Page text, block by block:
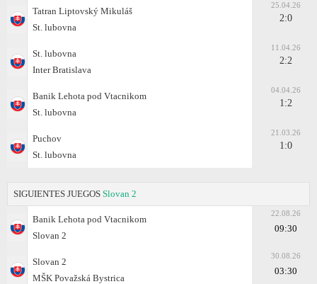
Tatran Liptovský Mikuláš
St. lubovna
25.04.26
2:0
St. lubovna
Inter Bratislava
11.04.26
2:2
Banik Lehota pod Vtacnikom
St. lubovna
04.04.26
1:2
Puchov
St. lubovna
21.03.26
1:0
SIGUIENTES JUEGOS Slovan 2
Banik Lehota pod Vtacnikom
Slovan 2
22.08.26
09:30
Slovan 2
MŠK Považská Bystrica
30.08.26
03:30